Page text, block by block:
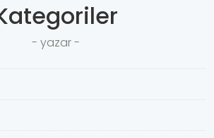
- yazar -